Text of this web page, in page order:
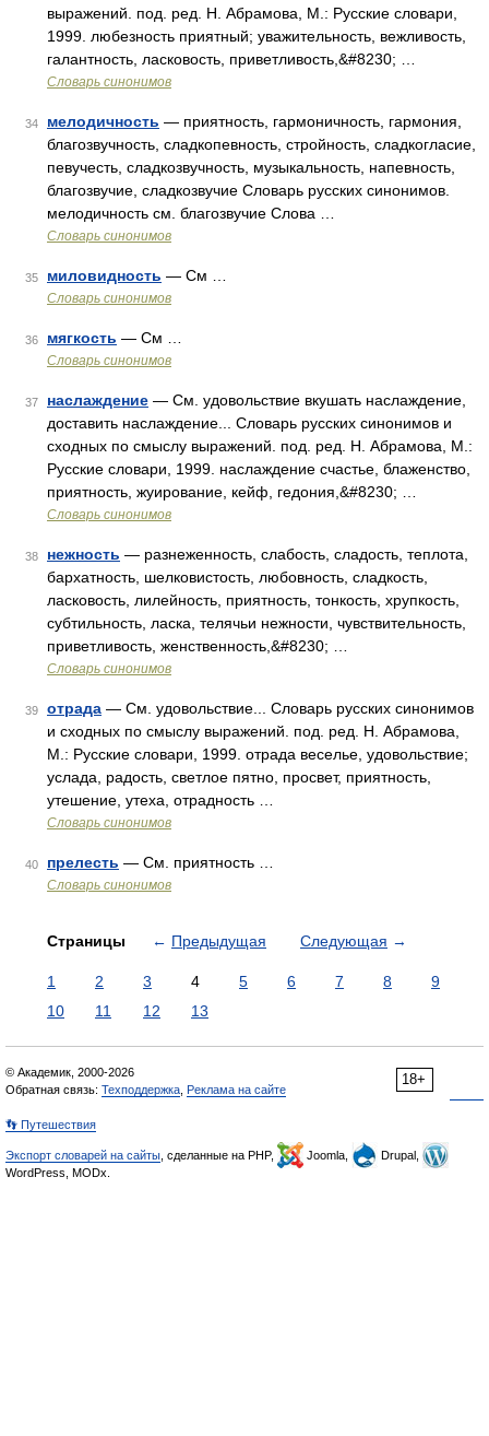
выражений. под. ред. Н. Абрамова, М.: Русские словари,
1999. любезность приятный; уважительность, вежливость,
галантность, ласковость, приветливость,&#8230; …
Словарь синонимов
34 мелодичность — приятность, гармоничность, гармония,
благозвучность, сладкопевность, стройность, сладкогласие,
певучесть, сладкозвучность, музыкальность, напевность,
благозвучие, сладкозвучие Словарь русских синонимов.
мелодичность см. благозвучие Слова …
Словарь синонимов
35 миловидность — См …
Словарь синонимов
36 мягкость — См …
Словарь синонимов
37 наслаждение — См. удовольствие вкушать наслаждение,
доставить наслаждение... Словарь русских синонимов и
сходных по смыслу выражений. под. ред. Н. Абрамова, М.:
Русские словари, 1999. наслаждение счастье, блаженство,
приятность, жуирование, кейф, гедония,&#8230; …
Словарь синонимов
38 нежность — разнеженность, слабость, сладость, теплота,
бархатность, шелковистость, любовность, сладкость,
ласковость, лилейность, приятность, тонкость, хрупкость,
субтильность, ласка, телячьи нежности, чувствительность,
приветливость, женственность,&#8230; …
Словарь синонимов
39 отрада — См. удовольствие... Словарь русских синонимов
и сходных по смыслу выражений. под. ред. Н. Абрамова,
М.: Русские словари, 1999. отрада веселье, удовольствие;
услада, радость, светлое пятно, просвет, приятность,
утешение, утеха, отрадность …
Словарь синонимов
40 прелесть — См. приятность …
Словарь синонимов
Страницы ← Предыдущая Следующая →
1 2 3 4 5 6 7 8
9
10
11 12 13
18+
© Академик, 2000-2026
Обратная связь: Техподдержка Реклама на сайте
👣 Путешествия
Экспорт словарей на сайты , сделанные на PHP, Joomla,
Drupal,
WordPress, MODx.